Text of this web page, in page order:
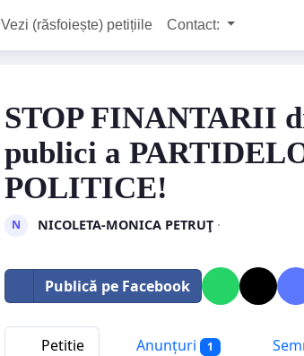
Vezi (răsfoiește) petițiile Contact:
STOP FINANTARII
publici a
POLITICE!
N NICOLETA-MONICA PETRUŢ·
Publică pe Facebook
Petitie Anunțuri 1